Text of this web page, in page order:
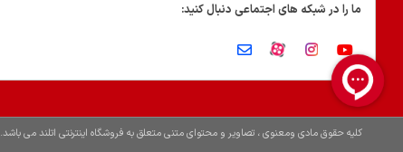
ما را در شبکه های اجتماعی دنبال کنید:
کلیه حقوق مادی ومعنوی ، تصاویر و محتوای متنی متعلق به فروشگاه اینترنتی اتلند می باشد.